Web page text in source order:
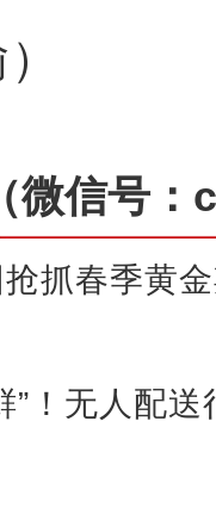
（微信号
抓春季黄
”！无人配
| 喀什土陶技艺